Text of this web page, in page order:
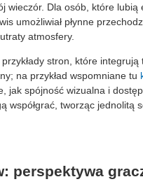
wieczór. Dla osób, które lubią
umożliwiał płynne
atmosfery.
stron, które integrują
na przykład wspomniane tu
jak spójność wizualna i
współgrać, tworząc jednolitą
perspektywa